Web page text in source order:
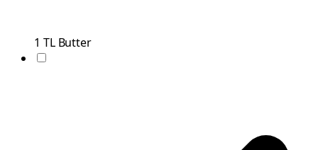
1 TL Butter